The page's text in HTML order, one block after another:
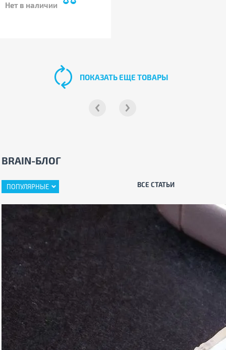
Нет в наличии
ПОКАЗАТЬ ЕЩЕ ТОВАРЫ
BRAIN-БЛОГ
ПОПУЛЯРНЫЕ ВСЕ СТАТЬИ